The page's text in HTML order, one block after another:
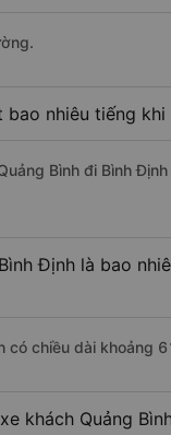
nhiêu tiếng
Bình đi Bình
Định là bao
có chiều dài khoảng
khách Quảng